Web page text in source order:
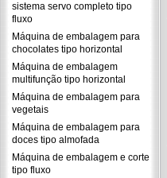
sistema servo completo tipo
fluxo
Máquina de embalagem para
chocolates tipo horizontal
Máquina de embalagem
multifunção tipo horizontal
Máquina de embalagem para
vegetais
Máquina de embalagem para
doces tipo almofada
Máquina de embalagem e corte
tipo fluxo